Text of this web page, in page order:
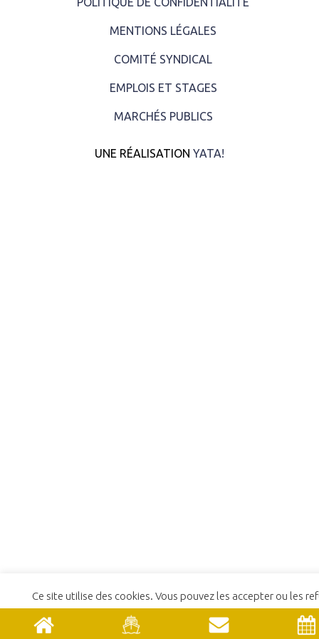
MENTIONS LÉGALES
COMITÉ SYNDICAL
EMPLOIS ET STAGES
MARCHÉS PUBLICS
UNE RÉALISATION YATA!
Ce site utilise des cookies. Vous pouvez les accepter ou les
En savoir plus